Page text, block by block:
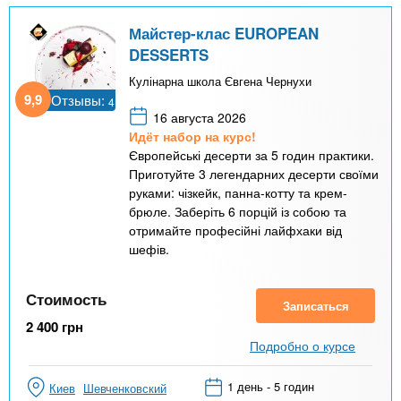
9,9 Отзывы: 4
Майстер-клас EUROPEAN
DESSERTS
Кулінарна школа Євгена Чернухи
16 августа 2026
Идёт набор на курс!
Європейські десерти за 5 годин практики.
Приготуйте 3 легендарних десерти своїми
руками: чізкейк, панна-котту та крем-
брюле. Заберіть 6 порцій із собою та
отримайте професійні лайфхаки від
шефів.
Стоимость
2 400 грн
Записаться
Подробно о курсе
Киев Шевченковский 1 день - 5 годин